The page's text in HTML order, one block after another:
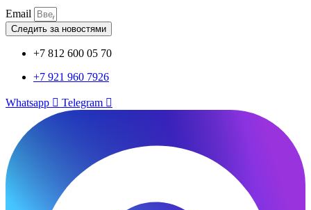
Email
Следить за новостями
+7 812 600 05 70
+7 921 960 7926
Whatsapp Telegram